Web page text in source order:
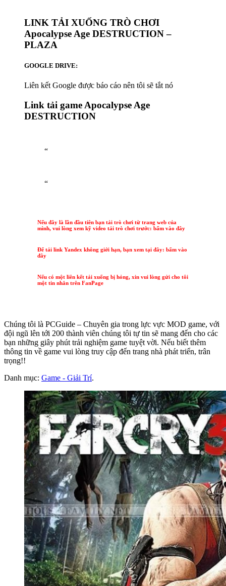
LINK TẢI XUỐNG TRÒ CHƠI
Apocalypse Age DESTRUCTION –
PLAZA
GOOGLE DRIVE:
Liên kết Google được báo cáo nên tôi sẽ tắt nó
Link tải game Apocalypse Age
DESTRUCTION
“
“
Nếu đây là lần đầu tiên bạn tải trò chơi từ trang web của
mình, vui lòng xem kỹ video tải trò chơi trước: bấm vào đây
Để tải link Yandex không giới hạn, bạn xem tại đây: bấm vào
đây
Nếu có một liên kết tải xuống bị hỏng, xin vui lòng gửi cho tôi
một tin nhắn trên FanPage
Chúng tôi là PCGuide – Chuyên gia trong lực vực MOD game, với
đội ngũ lên tới 200 thành viên chúng tôi tự tin sẽ mang đến cho các
bạn những giây phút trải nghiệm game tuyệt vời. Nếu biết thêm
thông tin về game vui lòng truy cập đến trang nhà phát triển, trân
trọng!!
Danh mục: Game - Giải Trí.